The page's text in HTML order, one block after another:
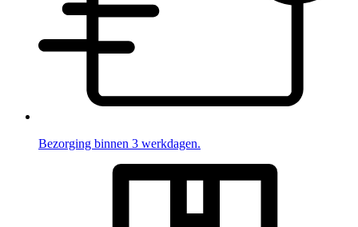
Bezorging binnen 3 werkdagen.